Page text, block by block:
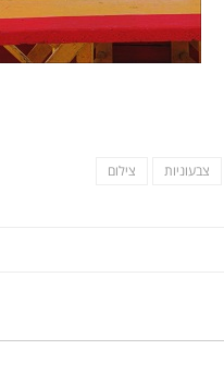
צבעוניות צילום